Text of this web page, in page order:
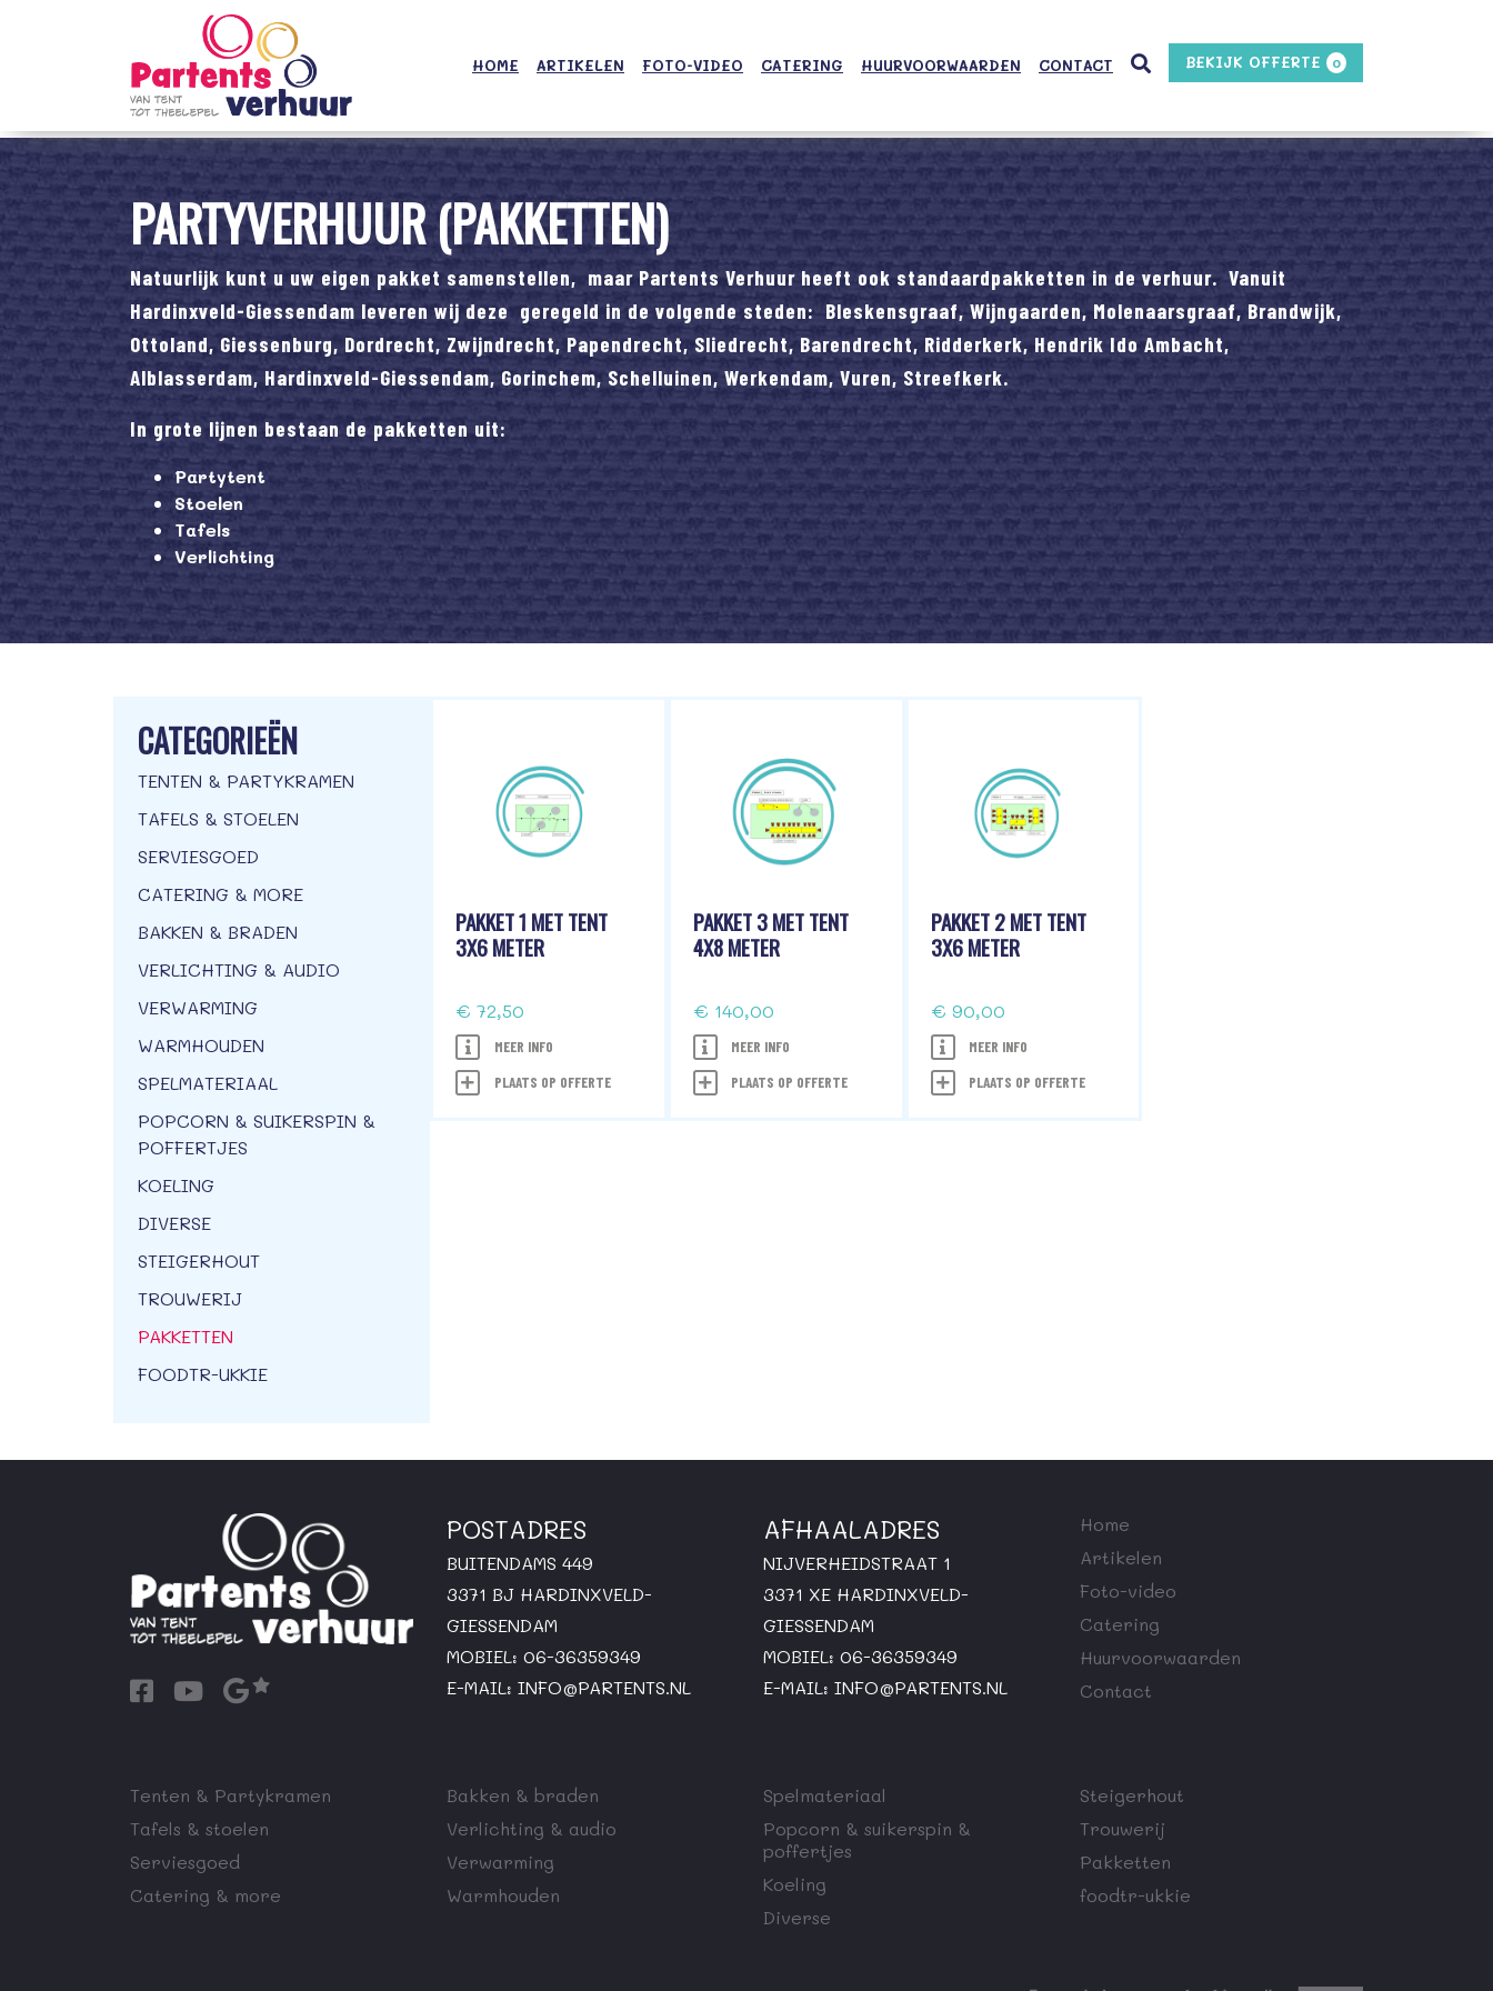
HOME ARTIKELEN FOTO-VIDEO CATERING HUURVOORWAARDEN CONTACT BEKIJK OFFERTE 0
PARTYVERHUUR (PAKKETTEN)
Natuurlijk kunt u uw eigen pakket samenstellen, maar Partents Verhuur heeft ook standaardpakketten in de verhuur. Vanuit
Hardinxveld-Giessendam leveren wij deze geregeld in de volgende steden: Bleskensgraaf, Wijngaarden, Molenaarsgraaf, Brandwijk,
Ottoland, Giessenburg, Dordrecht, Zwijndrecht, Papendrecht, Sliedrecht, Barendrecht, Ridderkerk, Hendrik Ido Ambacht,
Alblasserdam, Hardinxveld-Giessendam, Gorinchem, Schelluinen, Werkendam, Vuren, Streefkerk.
In grote lijnen bestaan de pakketten uit:
Partytent
Stoelen
Tafels
Verlichting
CATEGORIEËN
TENTEN & PARTYKRAMEN
TAFELS & STOELEN
SERVIESGOED
CATERING & MORE
BAKKEN & BRADEN
VERLICHTING & AUDIO
VERWARMING
WARMHOUDEN
SPELMATERIAAL
POPCORN & SUIKERSPIN &
POFFERTJES
KOELING
DIVERSE
STEIGERHOUT
TROUWERIJ
PAKKETTEN
FOODTR-UKKIE
PAKKET 1 MET TENT
3X6 METER
€ 72,50
MEER INFO
PLAATS OP OFFERTE
PAKKET 3 MET TENT
4X8 METER
€ 140,00
MEER INFO
PLAATS OP OFFERTE
PAKKET 2 MET TENT
3X6 METER
€ 90,00
MEER INFO
PLAATS OP OFFERTE
POSTADRES
BUITENDAMS 449
3371 BJ HARDINXVELD-
GIESSENDAM
MOBIEL: 06-36359349
E-MAIL: INFO@PARTENTS.NL
AFHAALADRES
NIJVERHEIDSTRAAT 1
3371 XE HARDINXVELD-
GIESSENDAM
MOBIEL: 06-36359349
E-MAIL: INFO@PARTENTS.NL
Home
Artikelen
Foto-video
Catering
Huurvoorwaarden
Contact
Tenten & Partykramen
Tafels & stoelen
Serviesgoed
Catering & more
Bakken & braden
Verlichting & audio
Verwarming
Warmhouden
Spelmateriaal
Popcorn & suikerspin &
poffertjes
Koeling
Diverse
Steigerhout
Trouwerij
Pakketten
foodtr-ukkie